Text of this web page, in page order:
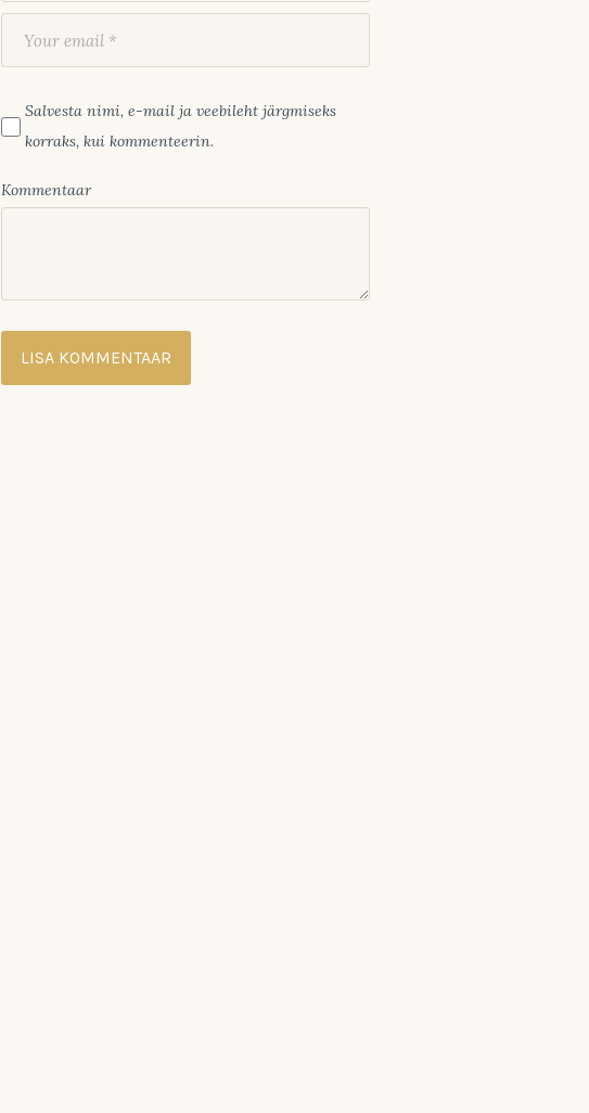
Salvesta nimi, e-mail ja veebileht järgmiseks
korraks, kui kommenteerin.
Kommentaar